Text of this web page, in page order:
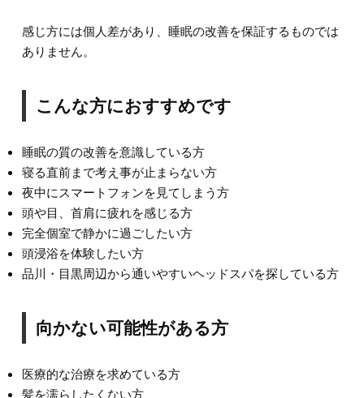
感じ方には個人差があり、睡眠の改善を保証するものでは
ありません。
こんな方におすすめです
睡眠の質の改善を意識している方
寝る直前まで考え事が止まらない方
夜中にスマートフォンを見てしまう方
頭や目、首肩に疲れを感じる方
完全個室で静かに過ごしたい方
頭浸浴を体験したい方
品川・目黒周辺から通いやすいヘッドスパを探している方
向かない可能性がある方
医療的な治療を求めている方
髪を濡らしたくない方